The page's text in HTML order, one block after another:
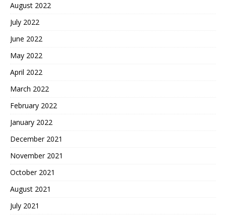
August 2022
July 2022
June 2022
May 2022
April 2022
March 2022
February 2022
January 2022
December 2021
November 2021
October 2021
August 2021
July 2021